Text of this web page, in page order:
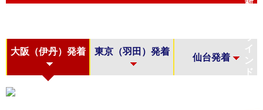
大阪（伊丹）発着 東京（羽田）発着
仙台発着